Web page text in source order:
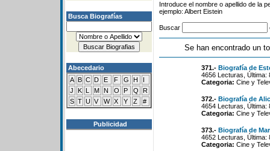
Busca Biografías
Abecedario
A B C D E F G H
I
J
K L M N O P Q
R
S T U V W X Y Z #
Publicidad
Introduce el nombre o apellido de la
ejemplo: Albert Eistein
Buscar
Se han encontrado un
371.- Biografía de
4656 Lecturas, Última:
Categoria: Cine y
372.- Biografía de
4654 Lecturas, Última:
Categoria: Cine y
373.- Biografía de
4652 Lecturas, Última:
Categoria: Cine y